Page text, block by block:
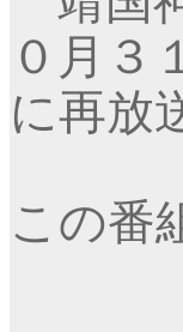
０月３
に再放
この番